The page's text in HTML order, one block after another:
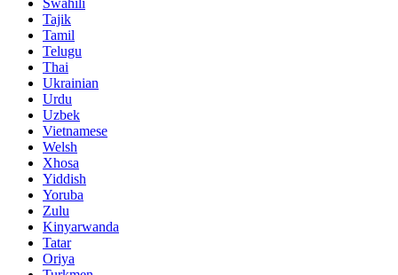
Tajik
Tamil
Telugu
Thai
Ukrainian
Urdu
Uzbek
Vietnamese
Welsh
Xhosa
Yiddish
Yoruba
Zulu
Kinyarwanda
Tatar
Oriya